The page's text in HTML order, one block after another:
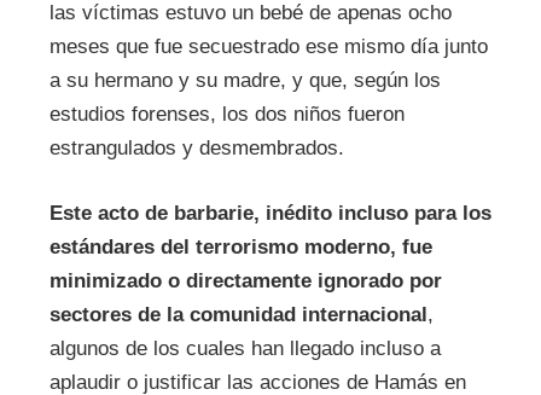
las víctimas estuvo un bebé de apenas ocho
meses que fue secuestrado ese mismo día junto
a su hermano y su madre, y que, según los
estudios forenses, los dos niños fueron
estrangulados y desmembrados.
Este acto de barbarie, inédito incluso para los
estándares del terrorismo moderno, fue
minimizado o directamente ignorado por
sectores de la comunidad internacional,
algunos de los cuales han llegado incluso a
aplaudir o justificar las acciones de Hamás en